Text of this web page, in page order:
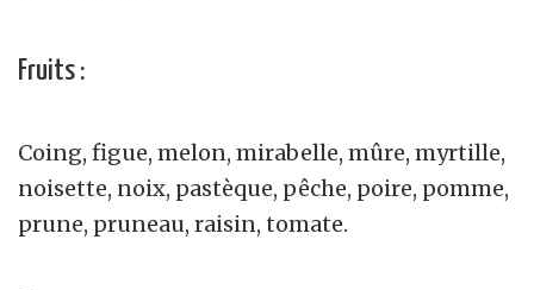
Fruits :
Coing, figue, melon, mirabelle, mûre, myrtille,
noisette, noix, pastèque, pêche, poire, pomme,
prune, pruneau, raisin, tomate.